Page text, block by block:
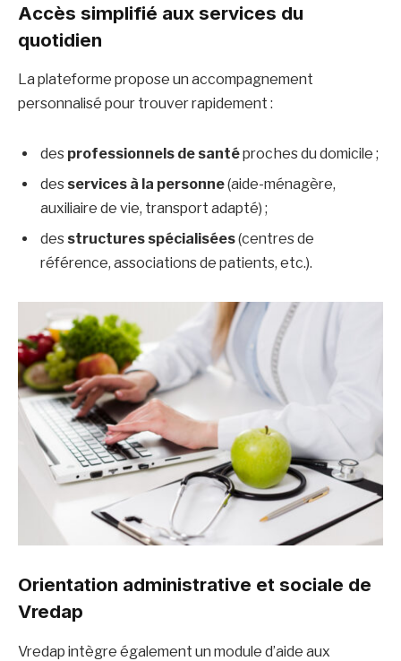
Accès simplifié aux services du
quotidien
La plateforme propose un accompagnement
personnalisé pour trouver rapidement :
des professionnels de santéproches du domicile ;
des services à la personne(aide-ménagère,
auxiliaire de vie, transport adapté) ;
des structures spécialisées(centres de
référence, associations de patients, etc.).
Orientation administrative et sociale de
Vredap
Vredap intègre également un module d’aide aux